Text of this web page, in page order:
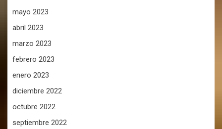
mayo 2023
abril 2023
marzo 2023
febrero 2023
enero 2023
diciembre 2022
octubre 2022
septiembre 2022